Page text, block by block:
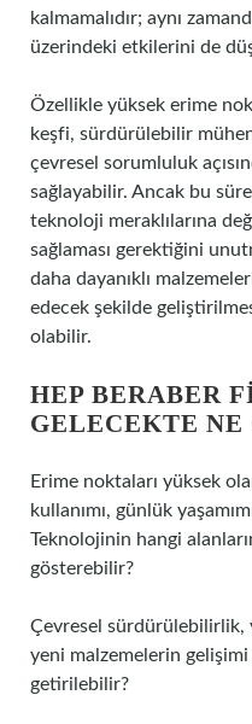
kalmamalıdır; aynı
üzerindeki etkilerini de
Özellikle yüksek erime
keşfi, sürdürülebilir
çevresel sorumluluk
sağlayabilir. Ancak bu
teknoloji meraklılarına
sağlaması gerektiğini
daha dayanıklı
edecek şekilde
olabilir.
HEP BERABER
GELECEKTE
Erime noktaları yüksek
kullanımı, günlük
Teknolojinin hangi
gösterebilir?
Çevresel sürdürülebilirlik,
yeni malzemelerin
getirilebilir?